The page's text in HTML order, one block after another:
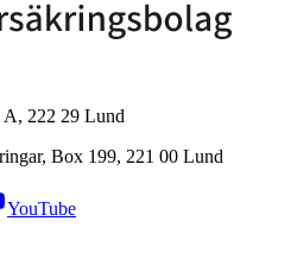
A, 222 29 Lund
Box 199, 221 00 Lund
YouTube